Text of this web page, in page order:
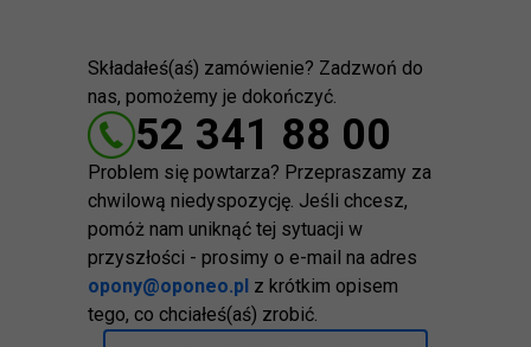
Składałeś(aś) zamówienie? Zadzwoń do
nas, pomożemy je dokończyć.
52 341 88 00
Problem się powtarza? Przepraszamy za
chwilową niedyspozycję. Jeśli chcesz,
pomóż nam uniknąć tej sytuacji w
przyszłości - prosimy o e-mail na adres
opony@oponeo.pl z krótkim opisem
tego, co chciałeś(aś) zrobić.